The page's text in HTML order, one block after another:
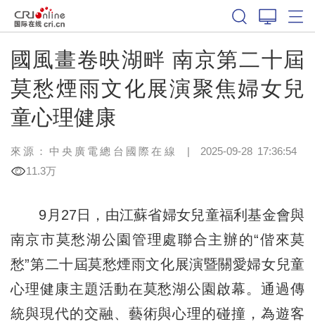
國風畫卷映湖畔 南京第二十屆
莫愁煙雨文化展演聚焦婦女兒
童心理健康
來源：中央廣電總台國際在線 | 2025-09-28 17:36:54
11.3万
9月27日，由江蘇省婦女兒童福利基金會與
南京市莫愁湖公園管理處聯合主辦的“偕來莫
愁”第二十屆莫愁煙雨文化展演暨關愛婦女兒童
心理健康主題活動在莫愁湖公園啟幕。通過傳
統與現代的交融、藝術與心理的碰撞，為遊客